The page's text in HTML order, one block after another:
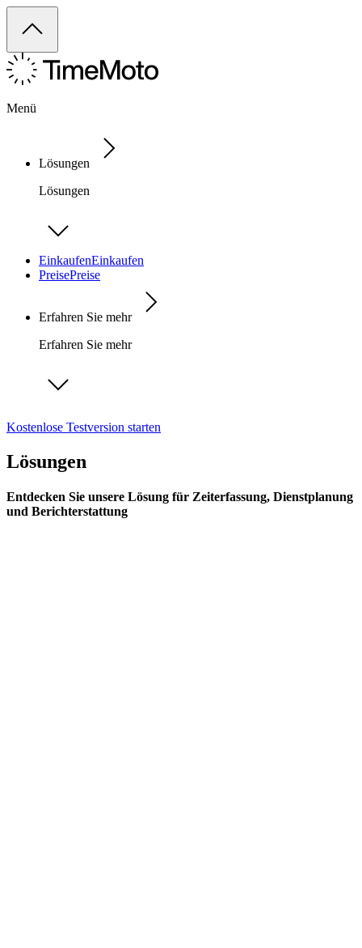
Menü
Lösungen
Lösungen
EinkaufenEinkaufen
PreisePreise
Erfahren Sie mehr
Erfahren Sie mehr
Kostenlose Testversion starten
Lösungen
Entdecken Sie unsere Lösung für Zeiterfassung, Dienstplanung
und Berichterstattung